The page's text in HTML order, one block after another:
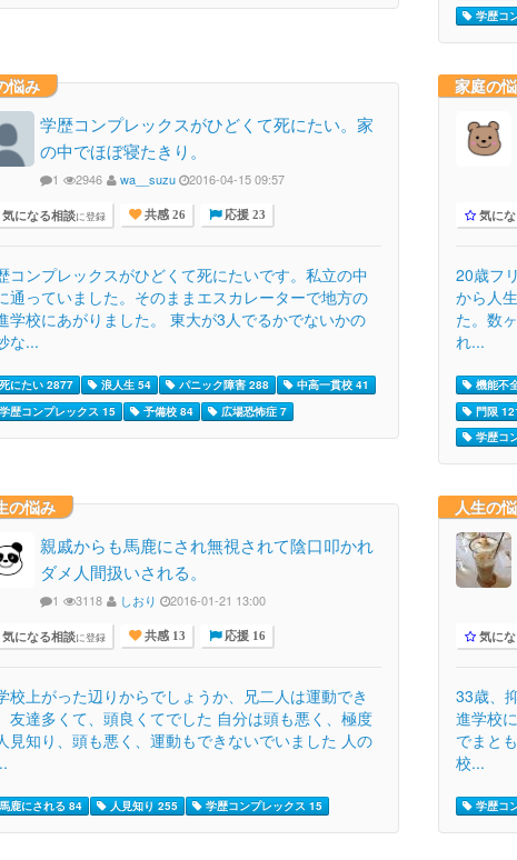
学歴コ
悩み
学歴コンプレックスがひどくて死にたい。家
の中でほぼ寝たきり。
1 2946 wa__suzu 2016-04-15 09:57
気になる相談に登録 共感 26 応援 23
コンプレックスがひどくて死にたいです。私立の中
通っていました。そのままエスカレーターで地方の
学校にあがりました。 東大が3人でるかでないかの
な...
にたい 2877 浪人生 54 パニック障害 288
中高一貫校 41
歴コンプレックス 15
予備校 84 広場恐怖症 7
家庭の
気に
20歳フ
から人
た。数
れ...
機能不
門限
学歴コ
の悩み
親戚からも馬鹿にされ無視されて陰口叩かれ
ダメ人間扱いされる。
1 3118 しおり 2016-01-21 13:00
気になる相談に登録 共感 13 応援 16
校上がった辺りからでしょうか、兄二人は運動でき
友達多くて、頭良くてでした 自分は頭も悪く、極度
見知り、頭も悪く、運動もできないでいました 人の
鹿にされる 84 人見知り 255 学歴コンプレックス 15
人生の
気に
33歳、
進学校
でまと
校...
学歴コ